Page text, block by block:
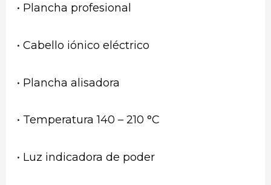
• Plancha profesional
• Cabello iónico eléctrico
• Plancha alisadora
• Temperatura 140 – 210 °C
• Luz indicadora de poder